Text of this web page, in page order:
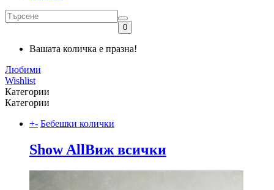
0
Вашата количка е празна!
Любими
Wishlist
Категории
Категории
+- Бебешки колички
Show AllВиж всички